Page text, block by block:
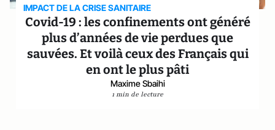
IMPACT DE LA CRISE SANITAIRE
Covid-19 : les confinements ont généré
plus d’années de vie perdues que
sauvées. Et voilà ceux des Français qui
en ont le plus pâti
Maxime Sbaihi
1 min de lecture